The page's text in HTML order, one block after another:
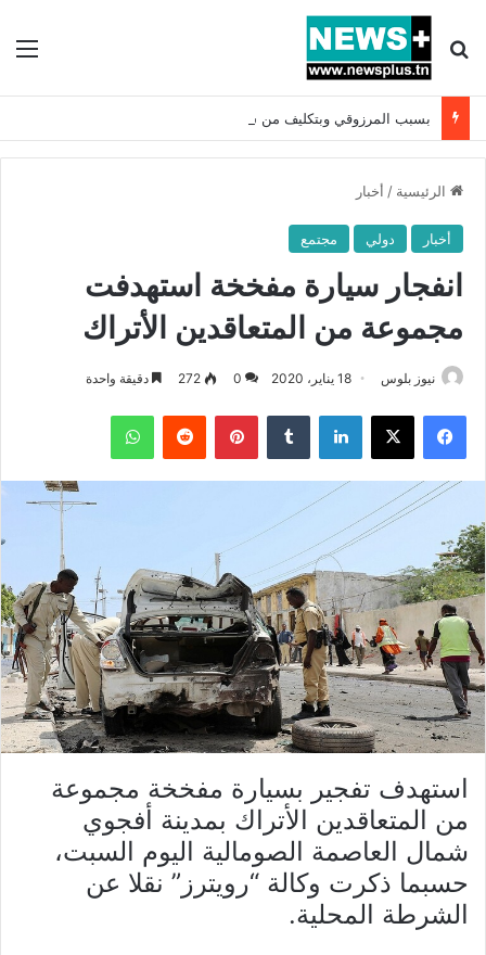
بحث عن
الرئيسية / أخبار
أخبار دولي مجتمع
انفجار سيارة مفخخة استهدفت
مجموعة من المتعاقدين الأتراك
نيوز بلوس 18 يناير، 2020 0
272 دقيقة واحدة
فيسبوك X لينكدإن بينتيريست واتساب
استهدف تفجير بسيارة مفخخة مجموعة
من المتعاقدين الأتراك بمدينة أفجوي
شمال العاصمة الصومالية اليوم السبت،
حسبما ذكرت وكالة “رويترز” نقلا عن
الشرطة المحلية.